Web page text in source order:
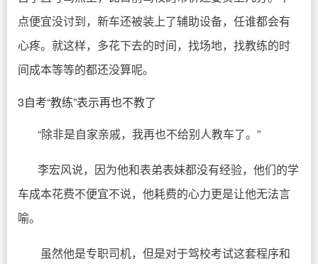
点便宜没讨到，新车还被装上了辅助设备，任谁都会有
心疼。就这样，多花下去的时间，找场地，找教练的时
间成本等等的都还没算呢。
3自考“教练”表示再也不教了
“除非是自家亲戚，我再也不给别人教车了。”
李宏风说，因为他和表弟表妹都没有经验，他们的学
车成本花费不便宜不说，他耗费的心力更是让他无法言
喻。
虽然他是专职司机，但是对于驾校考试这套程序和